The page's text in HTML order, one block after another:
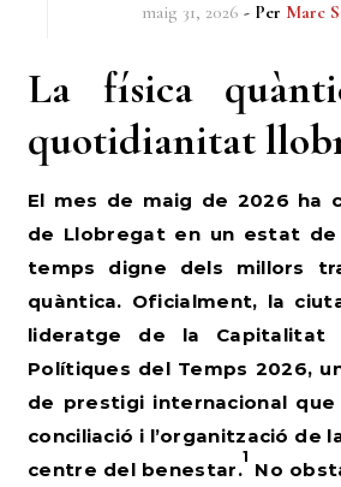
maig 31, 2026 - Per Marc
La física
quotidianitat
El mes de maig de 2026 ha
de Llobregat en un estat
temps digne dels millors
quàntica. Oficialment, la
lideratge de la Capitalitat
Polítiques del Temps 2026,
de prestigi internacional
conciliació i l’organització de
centre del benestar.
1
No